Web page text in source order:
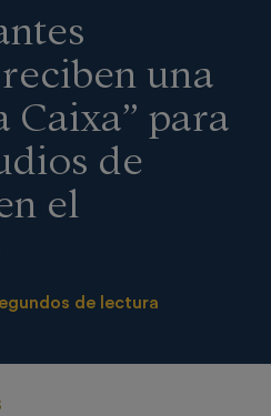
una
Caixa” para
de
el
de lectura